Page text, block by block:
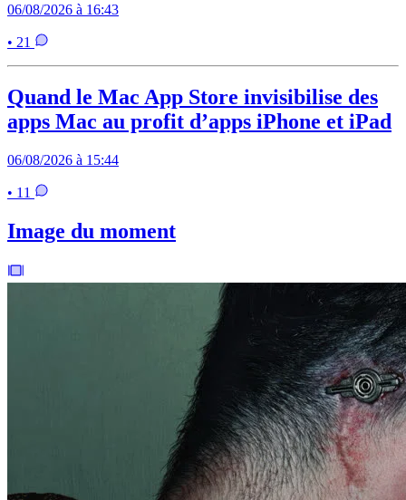
06/08/2026 à 16:43
• 21
Quand le Mac App Store invisibilise des
apps Mac au profit d’apps iPhone et iPad
06/08/2026 à 15:44
• 11
Image du moment